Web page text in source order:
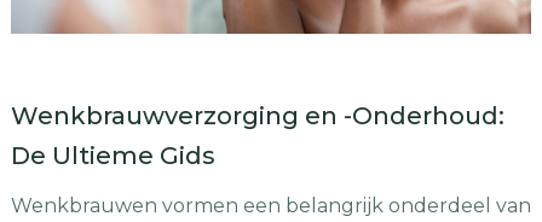
Wenkbrauwverzorging en -Onderhoud:
De Ultieme Gids
Wenkbrauwen vormen een belangrijk onderdeel van